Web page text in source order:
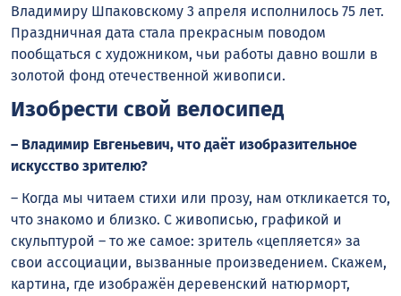
Владимиру Шпаковскому 3 апреля исполнилось 75 лет.
Праздничная дата стала прекрасным поводом
пообщаться с художником, чьи работы давно вошли в
золотой фонд отечественной живописи.
Изобрести свой велосипед
– Владимир Евгеньевич, что даёт изобразительное
искусство зрителю?
– Когда мы читаем стихи или прозу, нам откликается то,
что знакомо и близко. С живописью, графикой и
скульптурой – то же самое: зритель «цепляется» за
свои ассоциации, вызванные произведением. Скажем,
картина, где изображён деревенский натюрморт,